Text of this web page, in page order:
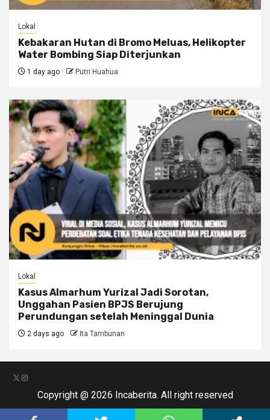
Lokal
Kebakaran Hutan di Bromo Meluas, Helikopter
Water Bombing Siap Diterjunkan
1 day ago Putri Huahua
Lokal
Kasus Almarhum Yurizal Jadi Sorotan,
Unggahan Pasien BPJS Berujung
Perundungan setelah Meninggal Dunia
2 days ago Ita Tambunan
X Instagram
Copyright @ 2026 Incaberita. All right reserved